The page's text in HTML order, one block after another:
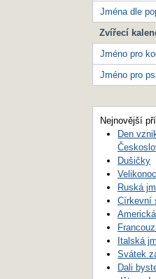
Jména dle
Zvířecí
Jméno pro
Jméno pro
Nejnovější
Den
Dušičky
Ruská
Církevní
Italská
Svátek
Dali